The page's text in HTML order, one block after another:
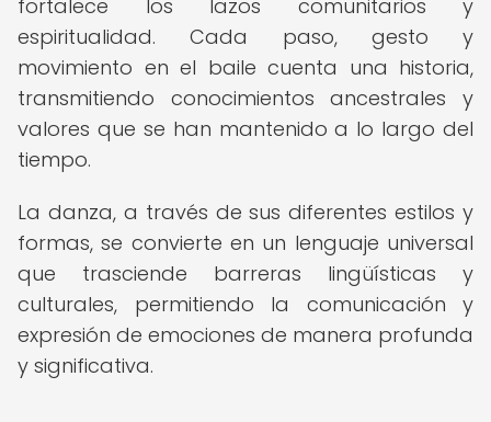
fortalece los lazos comunitarios y
espiritualidad. Cada paso, gesto y
movimiento en el baile cuenta una historia,
transmitiendo conocimientos ancestrales y
valores que se han mantenido a lo largo del
tiempo.
La danza, a través de sus diferentes estilos y
formas, se convierte en un lenguaje universal
que trasciende barreras lingüísticas y
culturales, permitiendo la comunicación y
expresión de emociones de manera profunda
y significativa.